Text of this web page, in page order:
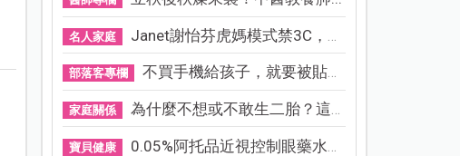
名人家庭 Janet謝怡芬虎媽模式禁3C，看...
部落客專欄 不買手機給孩子，就要被貼「...
家庭關係 為什麼不想或不敢生二胎？這8...
寶貝健康 0.05%阿托品近視控制眼藥水納...